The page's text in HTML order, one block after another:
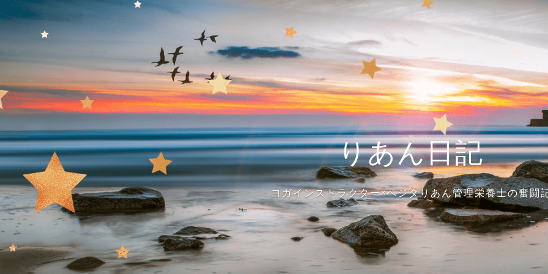
りあん日記
ヨガインストラクター×ベジタりあん管理栄養士の奮闘